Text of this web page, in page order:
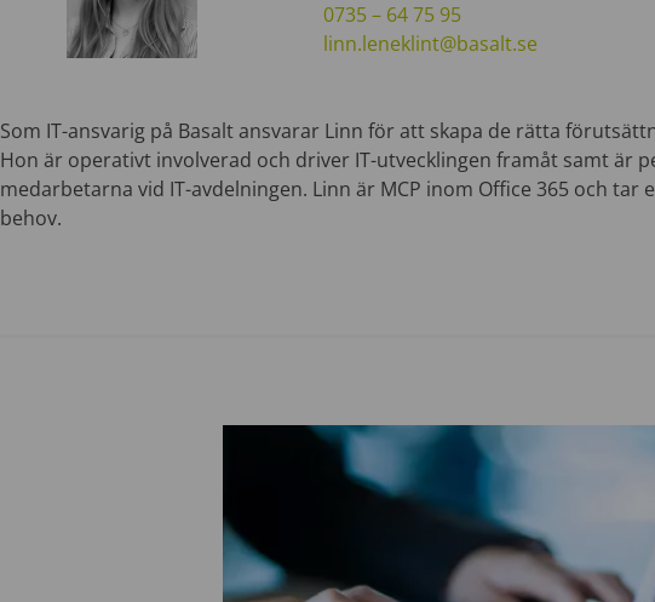
0735 – 64 75 95
linn.leneklint@basalt.se
Som IT-ansvarig på Basalt ansvarar Linn för att skapa de rätta
Hon är operativt involverad och driver IT-utvecklingen framåt samt är
medarbetarna vid IT-avdelningen. Linn är MCP inom Office 365 och tar
behov.